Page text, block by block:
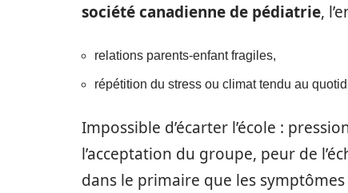
société canadienne de pédiatrie,
relations parents-enfant fragiles,
répétition du stress ou climat tendu au
Impossible d’écarter l’école :
l’acceptation du groupe, peur de
dans le primaire que les